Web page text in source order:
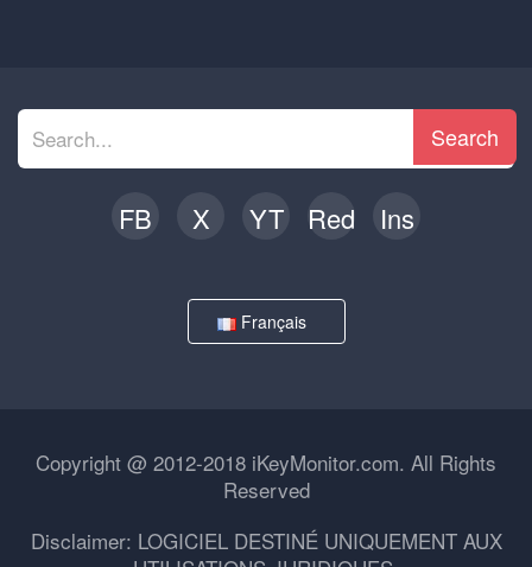
Search
FB X YT Red Ins
Français
Copyright @ 2012-2018 iKeyMonitor.com. All Rights
Reserved
Disclaimer: LOGICIEL DESTINÉ UNIQUEMENT AUX